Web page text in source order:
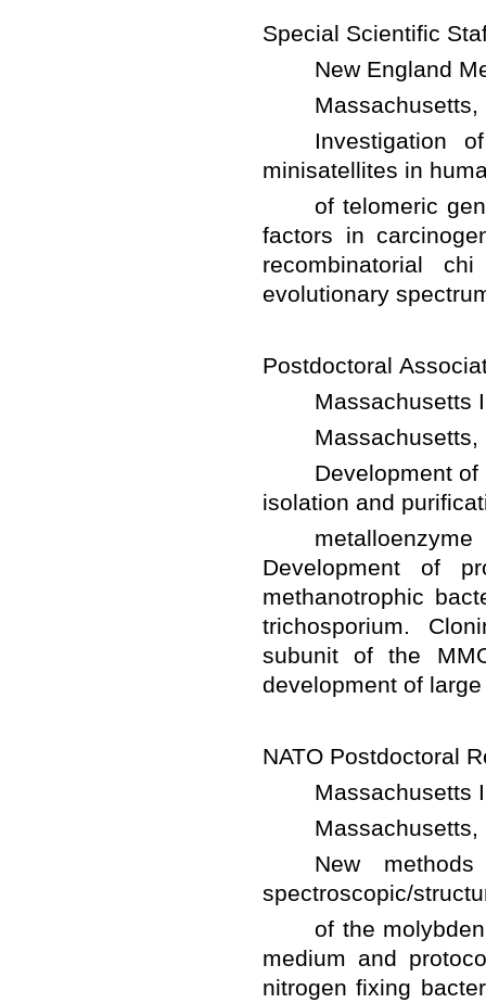
Investigation of
of telomeric gene
factors in
recombinatorial
Development of
metalloenzyme
Development of
methanotrophic
trichosporium.
subunit of the
New methods of
of the
medium and
nitrogen fixing